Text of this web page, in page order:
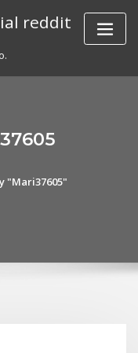
reddit
"Mari37605"